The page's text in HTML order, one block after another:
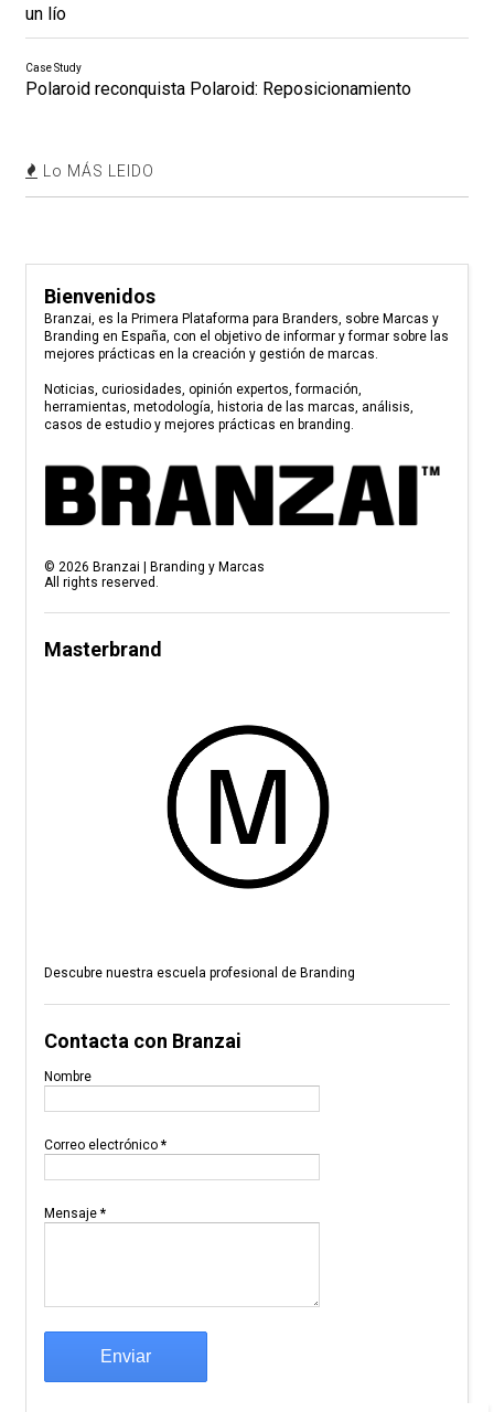
un lío
Case Study
Polaroid reconquista Polaroid: Reposicionamiento
Lo MÁS LEIDO
Bienvenidos
Branzai, es la Primera Plataforma para Branders, sobre Marcas y
Branding en España, con el objetivo de informar y formar sobre las
mejores prácticas en la creación y gestión de marcas.
Noticias, curiosidades, opinión expertos, formación,
herramientas, metodología, historia de las marcas, análisis,
casos de estudio y mejores prácticas en branding.
© 2026 Branzai | Branding y Marcas
All rights reserved.
Masterbrand
Descubre nuestra escuela profesional de Branding
Contacta con Branzai
Nombre
Correo electrónico *
Mensaje *